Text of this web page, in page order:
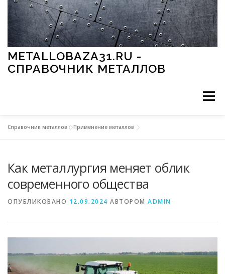
Перейти к содержимому
METALLOBAZA31.RU -
СПРАВОЧНИК МЕТАЛЛОВ
Меню
МЕТАЛЛЫ И ОКРУЖАЮЩАЯ СРЕДА
Справочник металлов »Применение металлов
Как металлургия меняет облик
современного общества
ОПУБЛИКОВАНО 12.09.2024 АВТОРОМ ADMIN